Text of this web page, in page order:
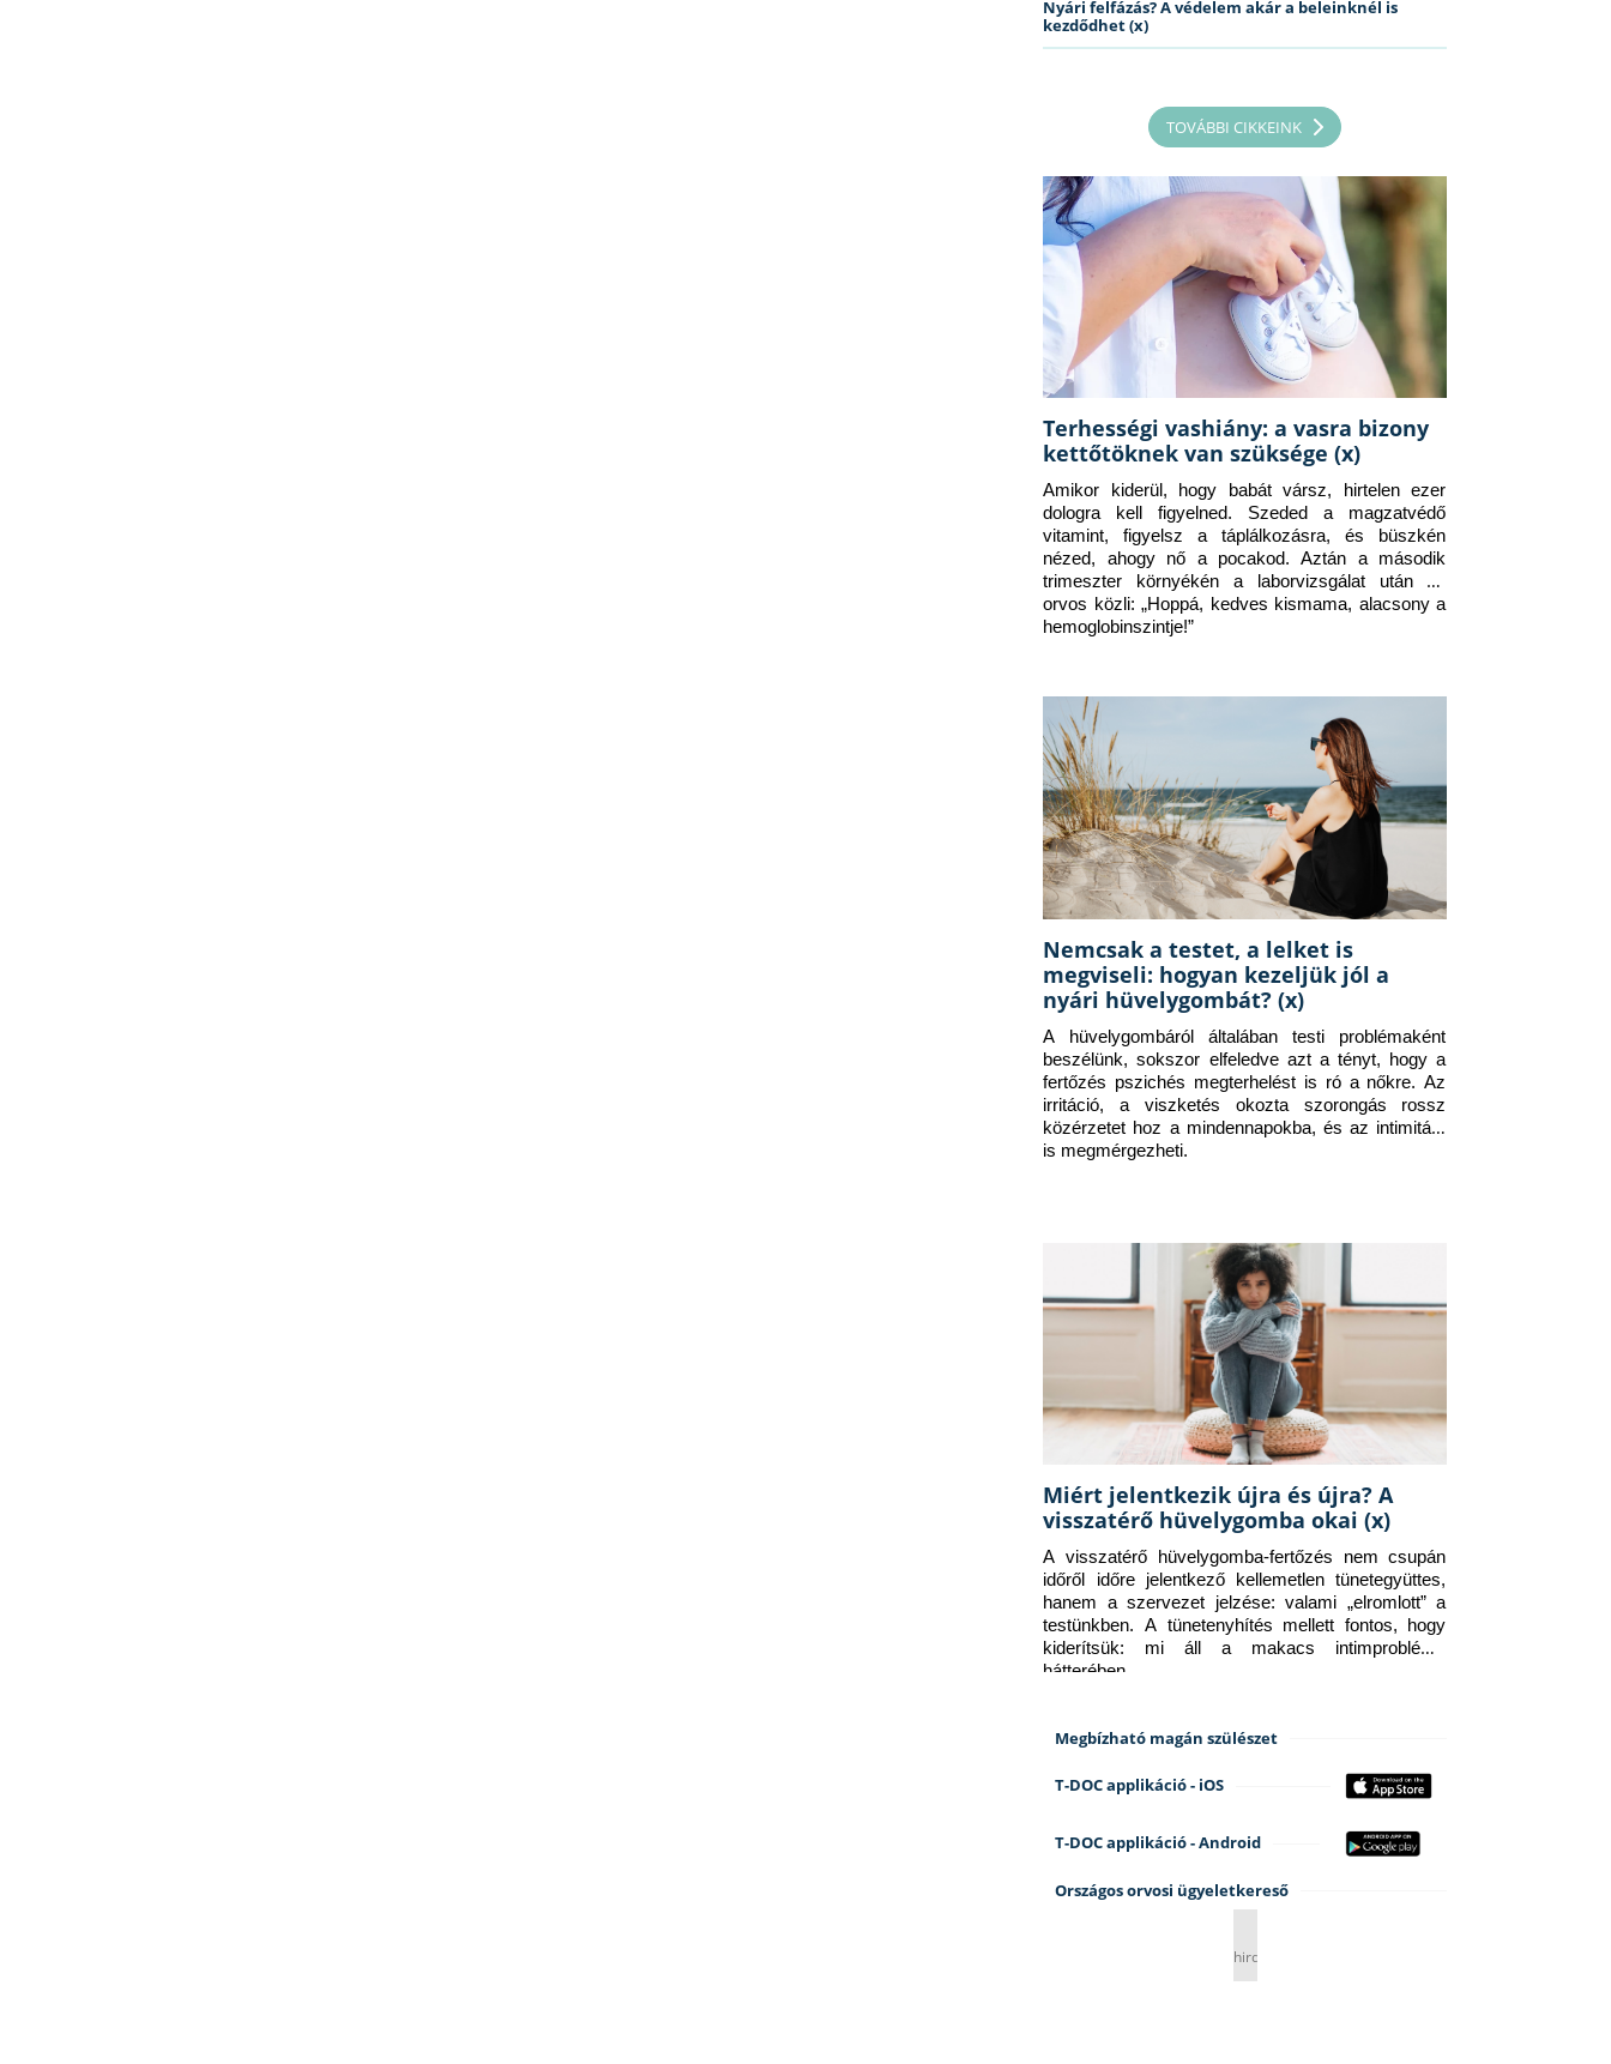
Nyári felfázás? A védelem akár a beleinknél is
kezdődhet (x)
TOVÁBBI CIKKEINK
Terhességi vashiány: a vasra bizony
kettőtöknek van szüksége (x)
Amikor kiderül, hogy babát vársz, hirtelen ezer
dologra kell figyelned. Szeded a magzatvédő
vitamint, figyelsz a táplálkozásra, és büszkén
nézed, ahogy nő a pocakod. Aztán a második
trimeszter környékén a laborvizsgálat után az
orvos közli: „Hoppá, kedves kismama, alacsony a
hemoglobinszintje!”
Nemcsak a testet, a lelket is
megviseli: hogyan kezeljük jól a
nyári hüvelygombát? (x)
A hüvelygombáról általában testi problémaként
beszélünk, sokszor elfeledve azt a tényt, hogy a
fertőzés pszichés megterhelést is ró a nőkre. Az
irritáció, a viszketés okozta szorongás rossz
közérzetet hoz a mindennapokba, és az intimitást
is megmérgezheti.
Miért jelentkezik újra és újra? A
visszatérő hüvelygomba okai (x)
A visszatérő hüvelygomba-fertőzés nem csupán
időről időre jelentkező kellemetlen tünetegyüttes,
hanem a szervezet jelzése: valami „elromlott” a
testünkben. A tünetenyhítés mellett fontos, hogy
kiderítsük: mi áll a makacs intimprobléma
hátterében.
Megbízható magán szülészet
T-DOC applikáció - iOS
T-DOC applikáció - Android
Országos orvosi ügyeletkereső
hirdetés